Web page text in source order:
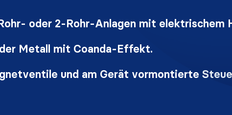
oder 2-Rohr-Anlagen mit elektrischem
Metall mit Coanda-Effekt.
und am Gerät vormontierte